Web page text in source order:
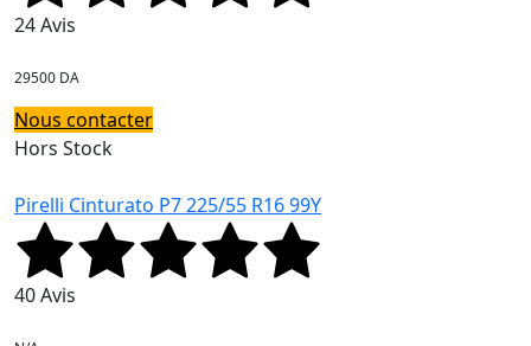
24 Avis
29500 DA
Nous contacter
Hors Stock
Pirelli Cinturato P7 225/55 R16 99Y
40 Avis